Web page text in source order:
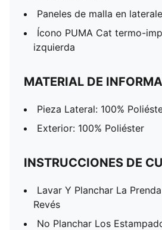
Paneles de malla en
Ícono PUMA Cat termo-
izquierda
MATERIAL DE
Pieza Lateral: 100%
Exterior: 100% Poliéster
INSTRUCCIONES DE
Lavar Y Planchar La
Revés
No Planchar Los